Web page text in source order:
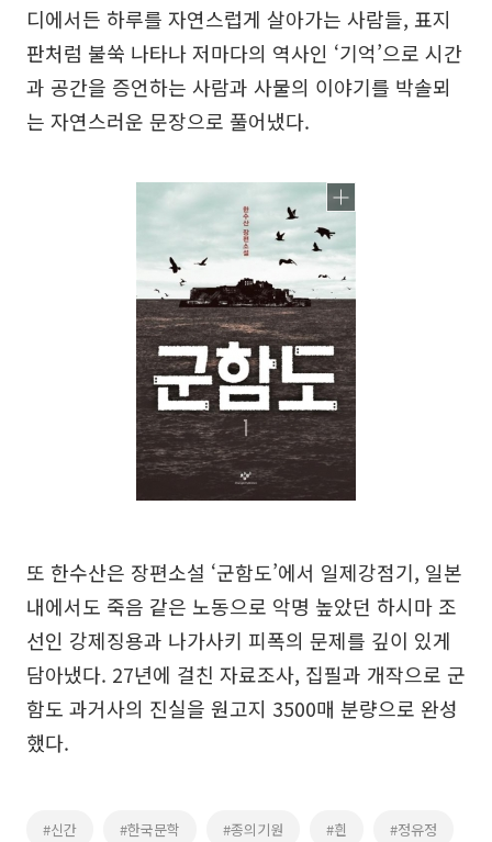
디에서든 하루를 자연스럽게 살아가는 사람들, 표지
판처럼 불쑥 나타나 저마다의 역사인 ‘기억’으로 시간
과 공간을 증언하는 사람과 사물의 이야기를 박솔뫼
는 자연스러운 문장으로 풀어냈다.
또 한수산은 장편소설 ‘군함도’에서 일제강점기, 일본
내에서도 죽음 같은 노동으로 악명 높았던 하시마 조
선인 강제징용과 나가사키 피폭의 문제를 깊이 있게
담아냈다. 27년에 걸친 자료조사, 집필과 개작으로 군
함도 과거사의 진실을 원고지 3500매 분량으로 완성
했다.
#신간 #한국문학 #종의기원 #흰 #정유정